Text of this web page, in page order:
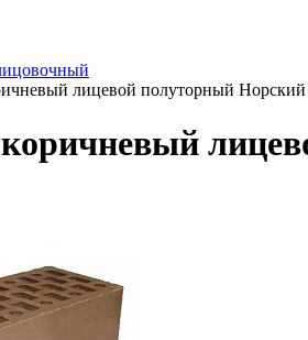
лицевой полуторный Норский